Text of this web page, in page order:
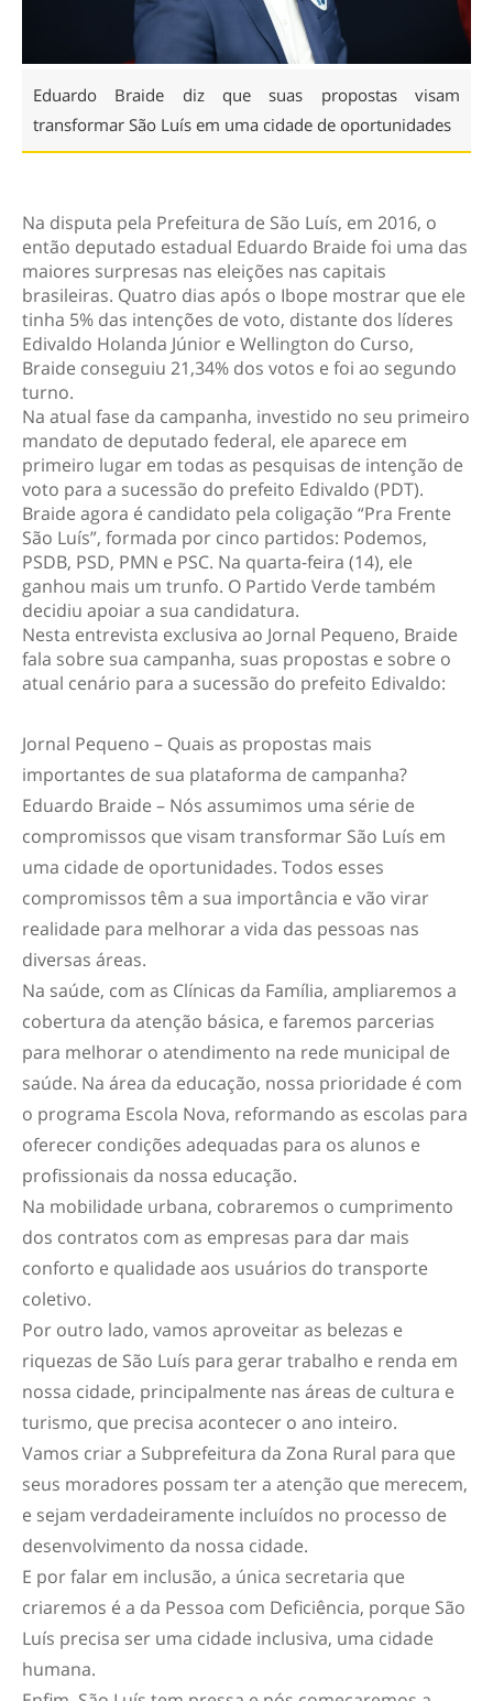
Eduardo Braide diz que suas propostas visam
transformar São Luís em uma cidade de oportunidades
Na disputa pela Prefeitura de São Luís, em 2016, o
então deputado estadual Eduardo Braide foi uma das
maiores surpresas nas eleições nas capitais
brasileiras. Quatro dias após o Ibope mostrar que ele
tinha 5% das intenções de voto, distante dos líderes
Edivaldo Holanda Júnior e Wellington do Curso,
Braide conseguiu 21,34% dos votos e foi ao segundo
turno.
Na atual fase da campanha, investido no seu primeiro
mandato de deputado federal, ele aparece em
primeiro lugar em todas as pesquisas de intenção de
voto para a sucessão do prefeito Edivaldo (PDT).
Braide agora é candidato pela coligação “Pra Frente
São Luís”, formada por cinco partidos: Podemos,
PSDB, PSD, PMN e PSC. Na quarta-feira (14), ele
ganhou mais um trunfo. O Partido Verde também
decidiu apoiar a sua candidatura.
Nesta entrevista exclusiva ao Jornal Pequeno, Braide
fala sobre sua campanha, suas propostas e sobre o
atual cenário para a sucessão do prefeito Edivaldo:
Jornal Pequeno – Quais as propostas mais
importantes de sua plataforma de campanha?
Eduardo Braide – Nós assumimos uma série de
compromissos que visam transformar São Luís em
uma cidade de oportunidades. Todos esses
compromissos têm a sua importância e vão virar
realidade para melhorar a vida das pessoas nas
diversas áreas.
Na saúde, com as Clínicas da Família, ampliaremos a
cobertura da atenção básica, e faremos parcerias
para melhorar o atendimento na rede municipal de
saúde. Na área da educação, nossa prioridade é com
o programa Escola Nova, reformando as escolas para
oferecer condições adequadas para os alunos e
profissionais da nossa educação.
Na mobilidade urbana, cobraremos o cumprimento
dos contratos com as empresas para dar mais
conforto e qualidade aos usuários do transporte
coletivo.
Por outro lado, vamos aproveitar as belezas e
riquezas de São Luís para gerar trabalho e renda em
nossa cidade, principalmente nas áreas de cultura e
turismo, que precisa acontecer o ano inteiro.
Vamos criar a Subprefeitura da Zona Rural para que
seus moradores possam ter a atenção que merecem,
e sejam verdadeiramente incluídos no processo de
desenvolvimento da nossa cidade.
E por falar em inclusão, a única secretaria que
criaremos é a da Pessoa com Deficiência, porque São
Luís precisa ser uma cidade inclusiva, uma cidade
humana.